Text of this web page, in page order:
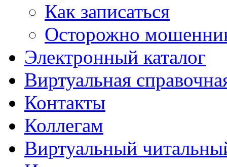
Как записаться
Осторожно
Электронный каталог
Виртуальная
Контакты
Коллегам
Виртуальный